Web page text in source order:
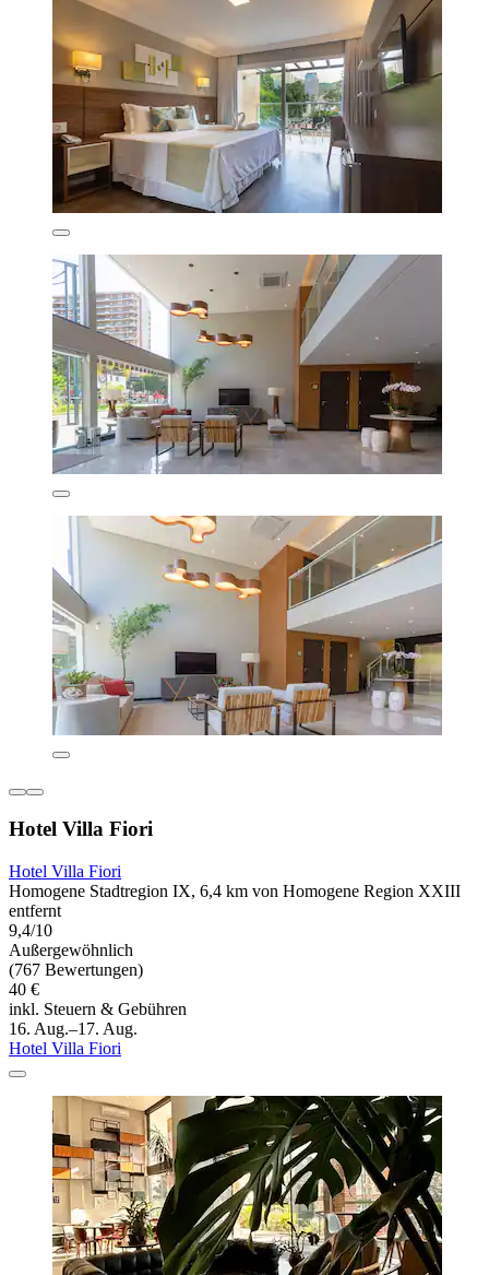
Hotel Villa Fiori
Hotel Villa Fiori
Homogene Stadtregion IX, 6,4 km von Homogene Region XXIII
entfernt
9,4/10
Außergewöhnlich
(767 Bewertungen)
40 €
inkl. Steuern & Gebühren
16. Aug.–17. Aug.
Hotel Villa Fiori